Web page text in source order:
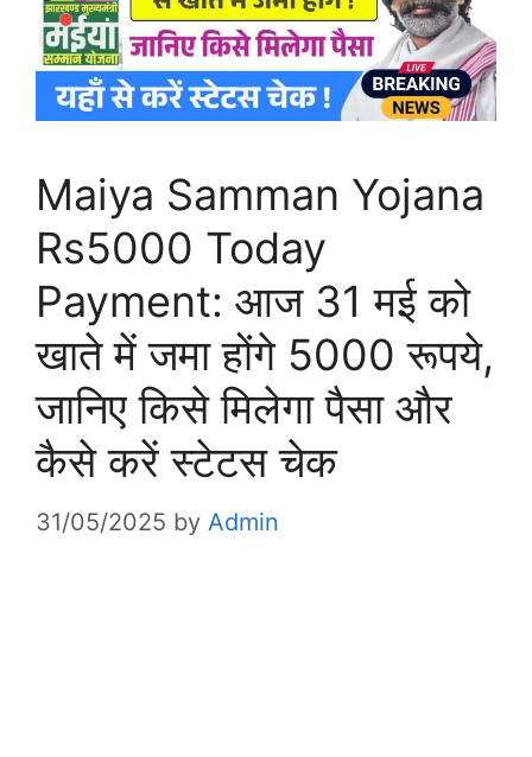
Maiya Samman Yojana
Rs5000 Today
Payment: आज 31 मई को
खाते में जमा होंगे 5000 रूपये,
जानिए किसे मिलेगा पैसा और
कैसे करें स्टेटस चेक
31/05/2025 by Admin